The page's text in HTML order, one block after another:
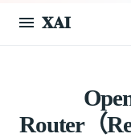
𝐗𝐀𝐈
Router（